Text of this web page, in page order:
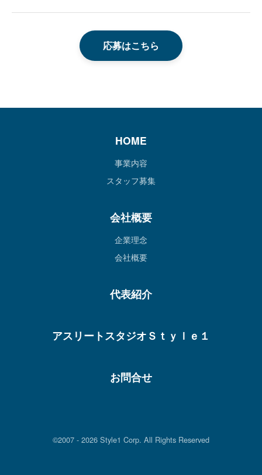
応募はこちら
HOME
事業内容
スタッフ募集
会社概要
企業理念
会社概要
代表紹介
アスリートスタジオＳｔｙｌｅ１
お問合せ
©2007 - 2026 Style1 Corp. All Rights Reserved